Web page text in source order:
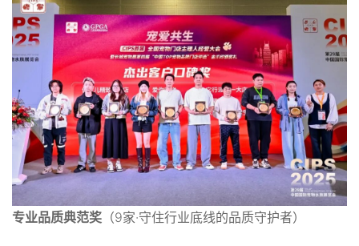
专业品质典范奖 （9家·守住行业底线的品质守护者）